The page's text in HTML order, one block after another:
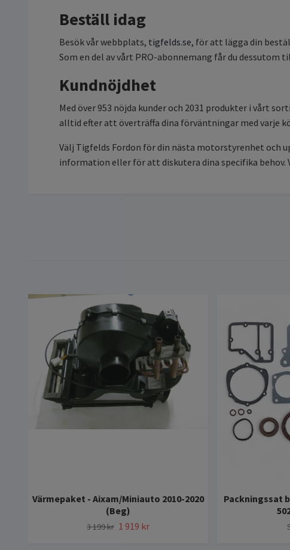
Beställ idag
Besök vår webbplats, tigfelds.se, för att lägga din
Som en del av vårt PRO-abonnemang får du
Kundnöjdhet
Med över 953 nöjda kunder och 2031 produkter i vårt
alltid efter att överträffa dina förväntningar med varje
Välj Tigfelds Fordon för din nästa motorstyrenhet och
information eller för att diskutera dina specifika
Värmepaket - Aixam/Miniauto 2010-2020
(Beg)
3 199 kr 1 919 kr
Packningssat